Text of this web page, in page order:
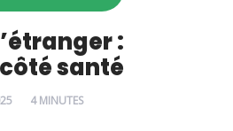
:
santé
4 MINUTES